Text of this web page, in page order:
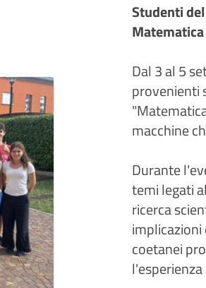
Studenti
Dal 3 al 5
provenienti
macchine
Durante
temi legati
ricerca
coetanei